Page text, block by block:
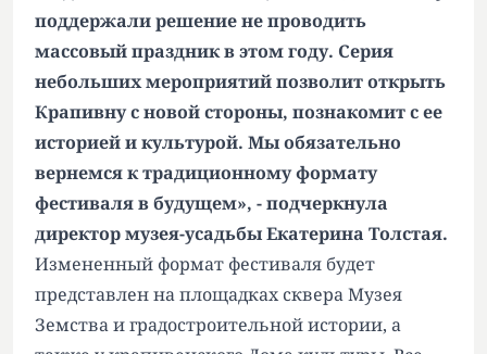
поддержали решение не проводить
массовый праздник в этом году. Серия
небольших мероприятий позволит открыть
Крапивну с новой стороны, познакомит с ее
историей и культурой. Мы обязательно
вернемся к традиционному формату
фестиваля в будущем», - подчеркнула
директор музея-усадьбы Екатерина Толстая.
Измененный формат фестиваля будет
представлен на площадках сквера Музея
Земства и градостроительной истории, а